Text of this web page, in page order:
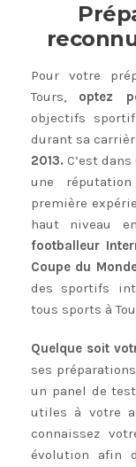
Pour votre
Tours, optez
objectifs
durant sa
2013. C’est
une
première
haut niveau
footballeur
Coupe du
des sportifs
tous sports à
Quelque soit
ses
un panel de
utiles à votre
connaissez
évolution afin